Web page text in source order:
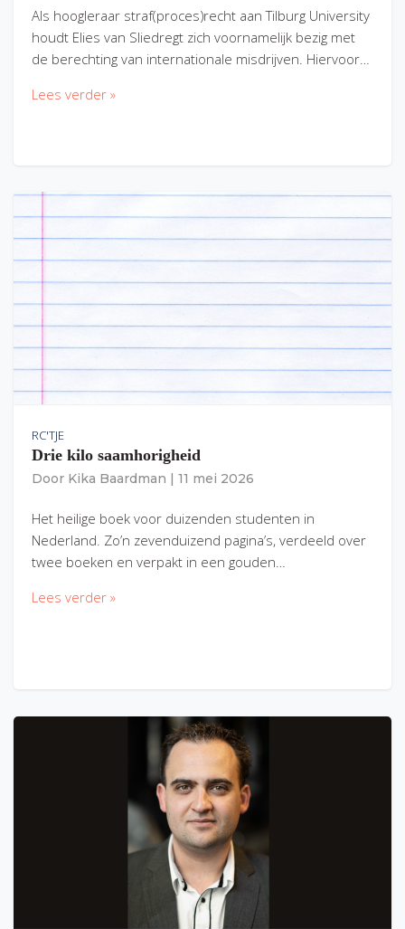
Als hoogleraar straf(proces)recht aan Tilburg University
houdt Elies van Sliedregt zich voornamelijk bezig met
de berechting van internationale misdrijven. Hiervoor…
Lees verder »
RC'TJE
Drie kilo saamhorigheid
Door Kika Baardman 11 mei 2026
Het heilige boek voor duizenden studenten in
Nederland. Zo’n zevenduizend pagina’s, verdeeld over
twee boeken en verpakt in een gouden…
Lees verder »